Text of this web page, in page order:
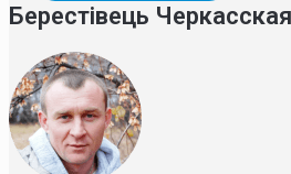
Берестівець